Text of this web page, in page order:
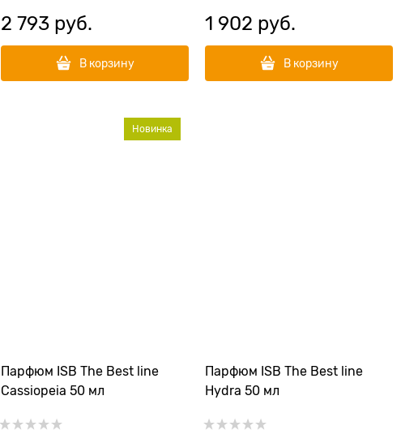
2 793 руб.
В корзину
1 902 руб.
В корзину
Парфюм ISB The Best line
Cassiopeia 50 мл
Новинка
Парфюм ISB The Best line
Hydra 50 мл